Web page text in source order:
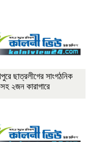
ছাত্রলীগের সাংগঠনিক
২জন কারাগারে